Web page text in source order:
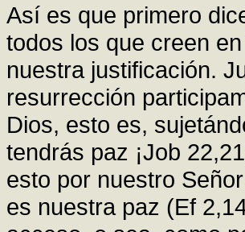
Así es que primero
todos los que creen
nuestra justificación.
resurrección
Dios, esto es,
tendrás paz ¡Job
esto por nuestro
es nuestra paz (Ef